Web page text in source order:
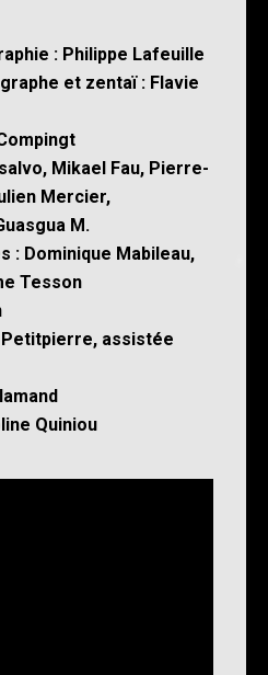
: Philippe Lafeuille
et zentaï : Flavie
Mikael Fau, Pierre-
Mercier,
M.
: Dominique Mabileau,
Tesson
assistée
Quiniou